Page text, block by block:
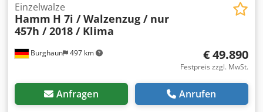
Burghaun 497 km
Einzelwalze
Hamm H 7i / Walzenzug / nur
457h / 2018 / Klima
€ 49.890
Festpreis zzgl. MwSt.
Anfragen Anrufen